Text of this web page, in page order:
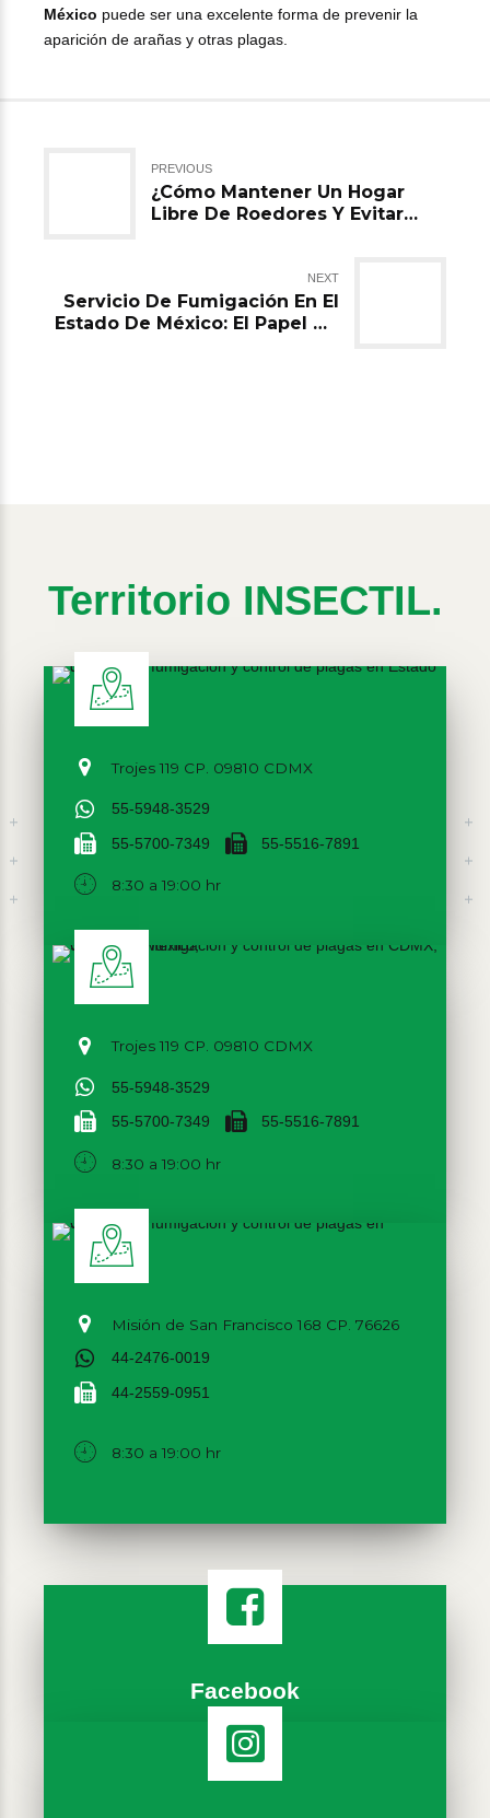
México puede ser una excelente forma de prevenir la
aparición de arañas y otras plagas.
PREVIOUS
¿Cómo Mantener Un Hogar
Libre De Roedores Y Evitar
NEXT
Servicio De Fumigación En El
Estado De México: El Papel De
Territorio INSECTIL.
Trojes 119 CP. 09810 CDMX
55-5948-3529
55-5700-7349 55-5516-7891
8:30 a 19:00 hr
Trojes 119 CP. 09810 CDMX
55-5948-3529
55-5700-7349 55-5516-7891
8:30 a 19:00 hr
Misión de San Francisco 168 CP. 76626
44-2476-0019
44-2559-0951
8:30 a 19:00 hr
Facebook